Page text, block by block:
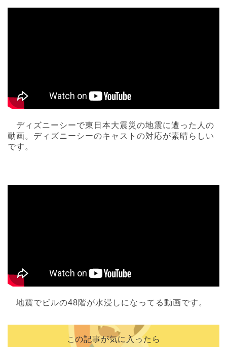
ディズニーシーで東日本大震災の地震に遭った人の
動画。ディズニーシーのキャストの対応が素晴らしい
です。
地震でビルの48階が水浸しになってる動画です。
この記事が気に入ったら